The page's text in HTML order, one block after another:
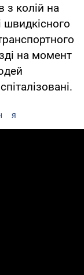
з колій на
швидкісного
на момент